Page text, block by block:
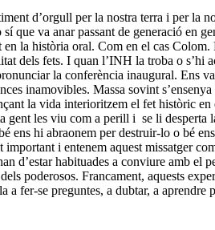
d’orgull per la nostra terra i per la
que va anar passant de generació en
la història oral. Com en el cas
dels fets. I quan l’INH la troba o s’hi
la conferència inaugural. Ens
inamovibles. Massa sovint
la vida interioritzem el fet històric en
gent les viu com a perill i se li desperta
ens hi abraonem per destruir-lo o bé
i entenem aquest missatger
d’estar habituades a conviure amb el
poderosos. Francament, aquests
a fer-se preguntes, a dubtar, a aprendre